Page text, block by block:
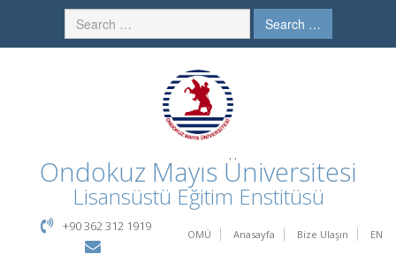
Search …
Ondokuz Mayıs Üniversitesi
Lisansüstü Eğitim Enstitüsü
OMÜ Anasayfa Bize Ulaşın EN
+90 362 312 1919